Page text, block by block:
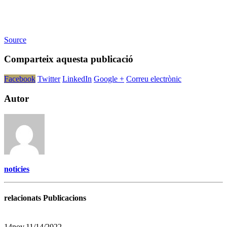
Source
Comparteix aquesta publicació
Facebook Twitter LinkedIn Google + Correu electrònic
Autor
noticies
relacionats Publicacions